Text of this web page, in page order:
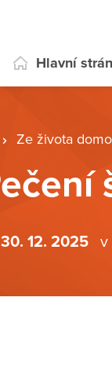
Hlavní
Ze života
30. 12. 2025 v